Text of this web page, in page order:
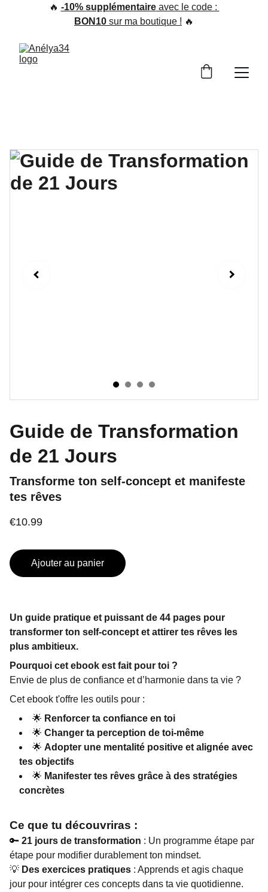
🔥 -10% supplémentaire avec le code :
BON10 sur ma boutique ! 🔥
Guide de Transformation
de 21 Jours
Transforme ton self-concept et manifeste
tes rêves
€10.99
Ajouter au panier
Un guide pratique et puissant de 44 pages pour
transformer ton self-concept et attirer tes rêves les
plus ambitieux.
Pourquoi cet ebook est fait pour toi ?
Envie de plus de confiance et d’harmonie dans ta vie ?
Cet ebook t'offre les outils pour :
🌟 Renforcer ta confiance en toi
🌟 Changer ta perception de toi-même
🌟 Adopter une mentalité positive et alignée avec
tes objectifs
🌟 Manifester tes rêves grâce à des stratégies
concrètes
Ce que tu découvriras :
🔑 21 jours de transformation : Un programme étape par
étape pour modifier durablement ton mindset.
💡 Des exercices pratiques : Apprends et agis chaque
jour pour intégrer ces concepts dans ta vie quotidienne.